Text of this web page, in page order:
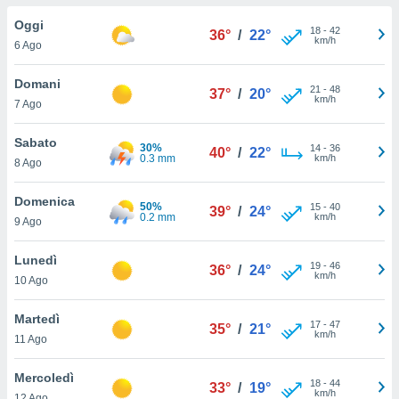
al sito
nostri
ci
di
un
la
di esso.
nella
Oggi
6 Ago
36° / 22° 18- 42
km/h
Domani
7 Ago
37° / 20° 21 - 48
km/h
Sabato
8 Ago
30%
0.3 mm
40° / 22° 14- 36
km/h
Domenica
9 Ago
50%
0.2 mm
39° / 24° 15- 40
km/h
Lunedì
10 Ago
36° / 24° 19- 46
km/h
Martedì
11 Ago
35° / 21° 17- 47
km/h
Mercoledì
33° / 19° 18- 44
km/h